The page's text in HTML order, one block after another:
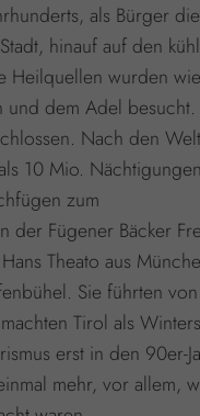
als Bürger
hinauf auf den
Heilquellen wurden
dem Adel
Nach den
10 Mio.
zum
der Fügener Bäcker
Theato aus
Sie führten
Tirol als
erst in den 90er-
mehr, vor allem,